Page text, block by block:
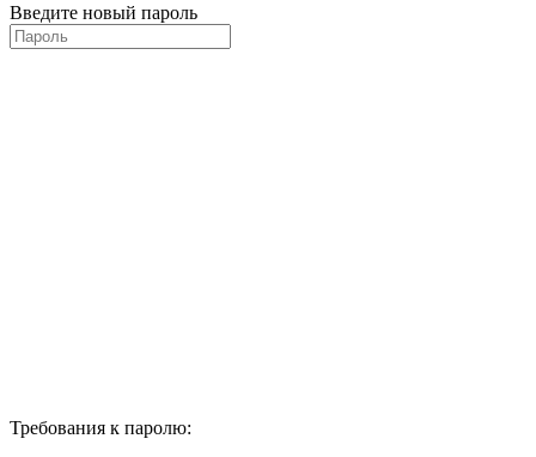
Введите новый пароль
Требования к паролю: